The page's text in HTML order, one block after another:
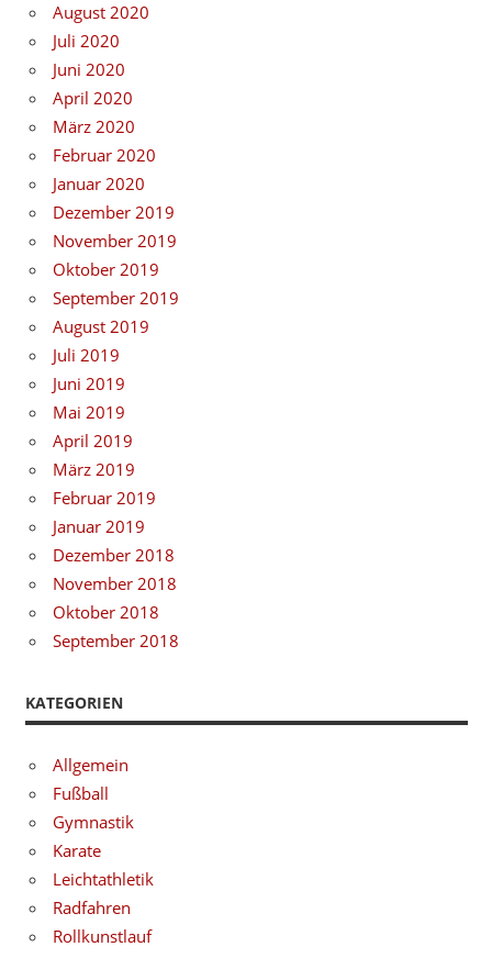
August 2020
Juli 2020
Juni 2020
April 2020
März 2020
Februar 2020
Januar 2020
Dezember 2019
November 2019
Oktober 2019
September 2019
August 2019
Juli 2019
Juni 2019
Mai 2019
April 2019
März 2019
Februar 2019
Januar 2019
Dezember 2018
November 2018
Oktober 2018
September 2018
KATEGORIEN
Allgemein
Fußball
Gymnastik
Karate
Leichtathletik
Radfahren
Rollkunstlauf